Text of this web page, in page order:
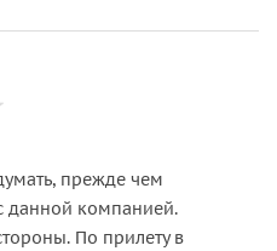
прежде чем
данной компанией.
По прилету в